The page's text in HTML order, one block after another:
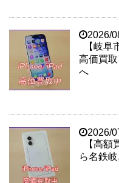
2026/
【岐
高価買
へ
2026/
【高
ら名鉄